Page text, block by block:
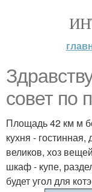
совет по
Площадь 42 км м
кухня -
великов, хоз
шкаф - купе,
будет угол для